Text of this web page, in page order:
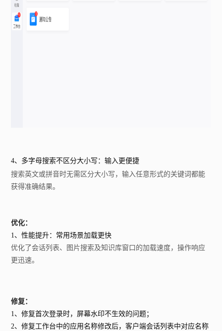
4、多字母搜索不区分大小写：输入更便捷
搜索英文或拼音时无需区分大小写，输入任意形式的关键词都能
获得准确结果。
优化：
1、性能提升：常用场景加载更快
优化了会话列表、图片搜索及知识库窗口的加载速度，操作响应
更迅速。
修复：
1、修复首次登录时，屏幕水印不生效的问题；
2、修复工作台中的应用名称修改后，客户端会话列表中对应名称